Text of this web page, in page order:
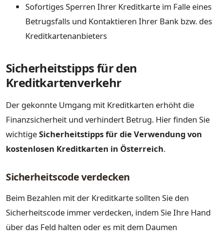
Sofortiges Sperren Ihrer Kreditkarte im Falle eines
Betrugsfalls und Kontaktieren Ihrer Bank bzw. des
Kreditkartenanbieters
Sicherheitstipps für den
Kreditkartenverkehr
Der gekonnte Umgang mit Kreditkarten erhöht die
Finanzsicherheit und verhindert Betrug. Hier finden Sie
wichtigeSicherheitstipps für die Verwendung von
kostenlosen Kreditkarten in Österreich.
Sicherheitscode verdecken
Beim Bezahlen mit der Kreditkarte sollten Sie den
Sicherheitscode immer verdecken, indem Sie Ihre Hand
über das Feld halten oder es mit dem Daumen